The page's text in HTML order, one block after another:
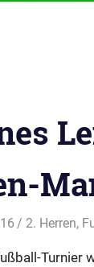
svladmin
2. Herren,
Turnier